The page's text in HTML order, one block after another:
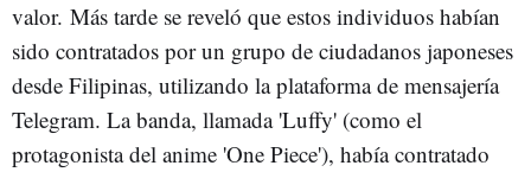
valor. Más tarde se reveló que estos individuos habían
sido contratados por un grupo de ciudadanos japoneses
desde Filipinas, utilizando la plataforma de mensajería
Telegram. La banda, llamada 'Luffy' (como el
protagonista del anime 'One Piece'), había contratado